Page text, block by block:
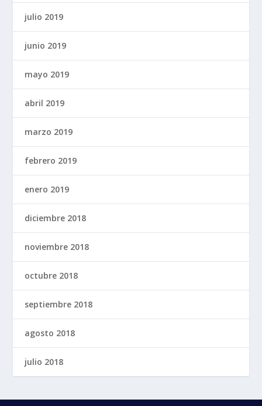
julio 2019
junio 2019
mayo 2019
abril 2019
marzo 2019
febrero 2019
enero 2019
diciembre 2018
noviembre 2018
octubre 2018
septiembre 2018
agosto 2018
julio 2018